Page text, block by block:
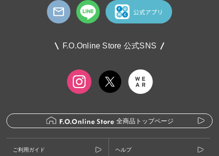
F.O.Online Store 公式SNS
全商品トップページ
ご利用ガイド ヘルプ